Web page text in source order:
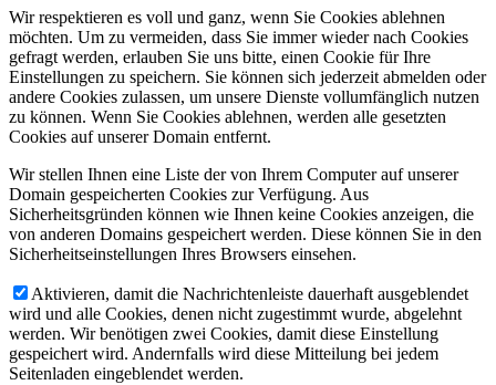
Wir respektieren es voll und ganz, wenn Sie Cookies ablehnen
möchten. Um zu vermeiden, dass Sie immer wieder nach Cookies
gefragt werden, erlauben Sie uns bitte, einen Cookie für Ihre
Einstellungen zu speichern. Sie können sich jederzeit abmelden oder
andere Cookies zulassen, um unsere Dienste vollumfänglich nutzen
zu können. Wenn Sie Cookies ablehnen, werden alle gesetzten
Cookies auf unserer Domain entfernt.
Wir stellen Ihnen eine Liste der von Ihrem Computer auf unserer
Domain gespeicherten Cookies zur Verfügung. Aus
Sicherheitsgründen können wie Ihnen keine Cookies anzeigen, die
von anderen Domains gespeichert werden. Diese können Sie in den
Sicherheitseinstellungen Ihres Browsers einsehen.
Aktivieren, damit die Nachrichtenleiste dauerhaft ausgeblendet
wird und alle Cookies, denen nicht zugestimmt wurde, abgelehnt
werden. Wir benötigen zwei Cookies, damit diese Einstellung
gespeichert wird. Andernfalls wird diese Mitteilung bei jedem
Seitenladen eingeblendet werden.